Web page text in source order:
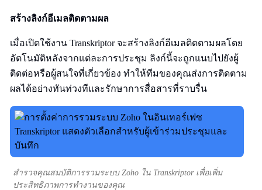
สร้างลิงก์อีเมลติดตามผล
เมื่อเปิดใช้งาน Transkriptor จะสร้างลิงก์อีเมลติดตามผลโดย
อัตโนมัติหลังจากแต่ละการประชุม ลิงก์นี้จะถูกแนบไปยังผู้
ติดต่อหรือผู้สนใจที่เกี่ยวข้อง ทำให้ทีมของคุณส่งการติดตาม
ผลได้อย่างทันท่วงทีและรักษาการสื่อสารที่ราบรื่น
สำรวจคุณสมบัติการรวมระบบ Zoho ใน Transkriptor เพื่อเพิ่ม
ประสิทธิภาพการทำงานของคุณ